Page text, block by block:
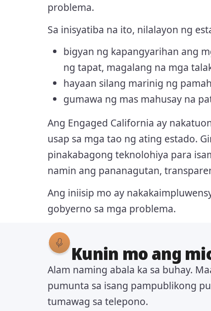
problema.
Sa inisyatiba na ito, nilalayon ng
bigyan ng kapangyarihan ang
ng tapat, magalang na mga
hayaan silang marinig ng
gumawa ng mas mahusay na
Ang Engaged California ay
usap sa mga tao ng ating estado.
pinakabagong teknolohiya para
namin ang pananagutan,
Ang iniisip mo ay
gobyerno sa mga problema.
Kunin mo ang
Alam naming abala ka sa buhay.
pumunta sa isang pampublikong
tumawag sa telepono.